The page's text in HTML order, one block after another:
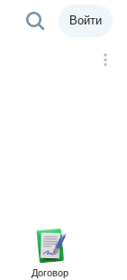
Войти
Договор